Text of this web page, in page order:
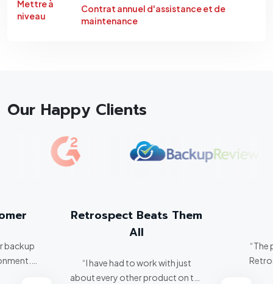
Mettre à
niveau
Contrat annuel d'assistance et de
maintenance
Our Happy Clients
backup
Retrospect Beats Them
All
“I have had to work with just
about every other product on the
“The